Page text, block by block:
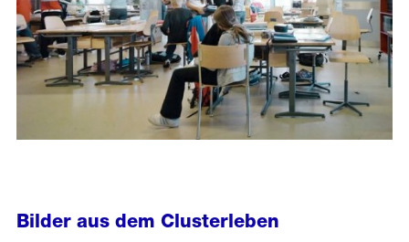
Bilder aus dem Clusterleben